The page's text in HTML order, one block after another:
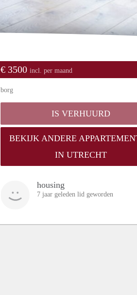
€ 3500 incl. per maand
borg
IS VERHUURD
BEKIJK ANDERE
IN UTRECHT
housing
7 jaar geleden lid geworden